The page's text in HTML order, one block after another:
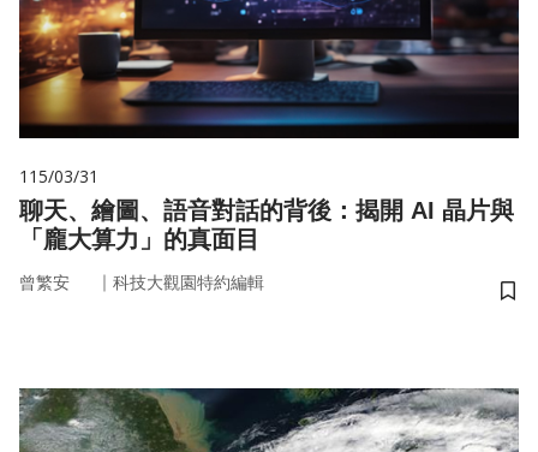
115/03/31
聊天、繪圖、語音對話的背後：揭開 AI 晶片與
「龐大算力」的真面目
曾繁安 ｜ 科技大觀園特約編輯
儲